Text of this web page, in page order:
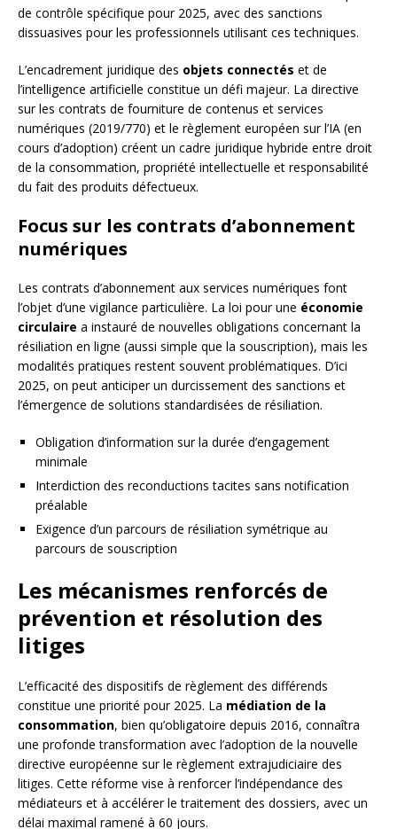
de contrôle spécifique pour 2025, avec des sanctions
dissuasives pour les professionnels utilisant ces techniques.
L’encadrement juridique des objets connectés et de
l’intelligence artificielle constitue un défi majeur. La directive
sur les contrats de fourniture de contenus et services
numériques (2019/770) et le règlement européen sur l’IA (en
cours d’adoption) créent un cadre juridique hybride entre droit
de la consommation, propriété intellectuelle et responsabilité
du fait des produits défectueux.
Focus sur les contrats d’abonnement
numériques
Les contrats d’abonnement aux services numériques font
l’objet d’une vigilance particulière. La loi pour une économie
circulaire a instauré de nouvelles obligations concernant la
résiliation en ligne (aussi simple que la souscription), mais les
modalités pratiques restent souvent problématiques. D’ici
2025, on peut anticiper un durcissement des sanctions et
l’émergence de solutions standardisées de résiliation.
Obligation d’information sur la durée d’engagement
minimale
Interdiction des reconductions tacites sans notification
préalable
Exigence d’un parcours de résiliation symétrique au
parcours de souscription
Les mécanismes renforcés de
prévention et résolution des
litiges
L’efficacité des dispositifs de règlement des différends
constitue une priorité pour 2025. La médiation de la
consommation, bien qu’obligatoire depuis 2016, connaîtra
une profonde transformation avec l’adoption de la nouvelle
directive européenne sur le règlement extrajudiciaire des
litiges. Cette réforme vise à renforcer l’indépendance des
médiateurs et à accélérer le traitement des dossiers, avec un
délai maximal ramené à 60 jours.